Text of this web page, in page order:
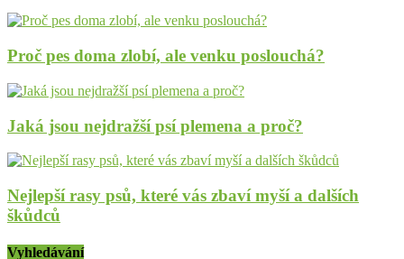
Proč pes doma zlobí, ale venku poslouchá?
Jaká jsou nejdražší psí plemena a proč?
Nejlepší rasy psů, které vás zbaví myší a dalších
škůdců
Vyhledávání